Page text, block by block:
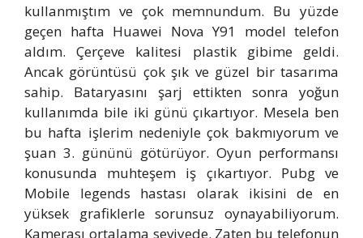
kullanmıştım ve çok memnundum. Bu yüzde
geçen hafta Huawei Nova Y91 model telefon
aldım. Çerçeve kalitesi plastik gibime geldi.
Ancak görüntüsü çok şık ve güzel bir tasarıma
sahip. Bataryasını şarj ettikten sonra yoğun
kullanımda bile iki günü çıkartıyor. Mesela ben
bu hafta işlerim nedeniyle çok bakmıyorum ve
şuan 3. gününü götürüyor. Oyun performansı
konusunda muhteşem iş çıkartıyor. Pubg ve
Mobile legends hastası olarak ikisini de en
yüksek grafiklerle sorunsuz oynayabiliyorum.
Kamerası ortalama seviyede. Zaten bu telefonun